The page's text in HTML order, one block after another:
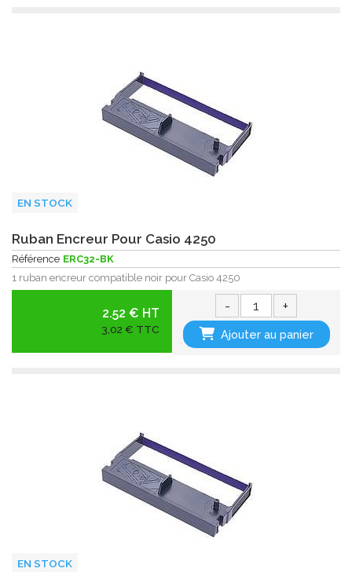
EN STOCK
Ruban Encreur Pour Casio 4250
Référence ERC32-BK
1 ruban encreur compatible noir pour Casio 4250
2.52 € HT
3,02 € TTC
- +
Ajouter au panier
EN STOCK